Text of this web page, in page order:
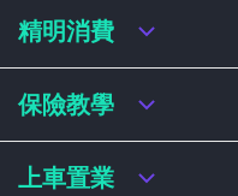
結餘轉戶
稅務貸款
財務公司貸款
港股戶口收費及迎新優惠
基金平台比較
買加密貨幣教學
精明消費
網購信用卡
飛行里數信用卡
保險教學
買保險基本概念
上車置業